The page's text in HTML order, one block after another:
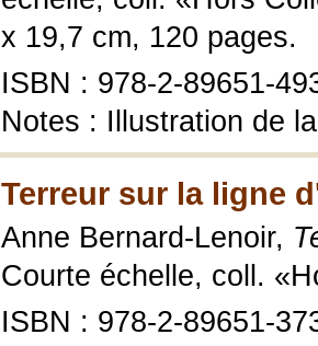
x 19,7 cm, 120 pages.
ISBN : 978-2-89651-
Notes : Illustration de
Terreur sur la ligne
Anne Bernard-Lenoir,
Courte échelle, coll.
ISBN : 978-2-89651-